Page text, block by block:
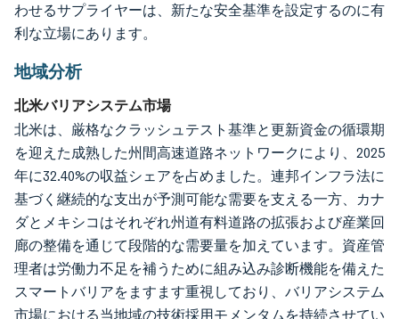
わせるサプライヤーは、新たな安全基準を設定するのに有
利な立場にあります。
地域分析
北米バリアシステム市場
北米は、厳格なクラッシュテスト基準と更新資金の循環期
を迎えた成熟した州間高速道路ネットワークにより、2025
年に32.40%の収益シェアを占めました。連邦インフラ法に
基づく継続的な支出が予測可能な需要を支える一方、カナ
ダとメキシコはそれぞれ州道有料道路の拡張および産業回
廊の整備を通じて段階的な需要量を加えています。資産管
理者は労働力不足を補うために組み込み診断機能を備えた
スマートバリアをますます重視しており、バリアシステム
市場における当地域の技術採用モメンタムを持続させてい